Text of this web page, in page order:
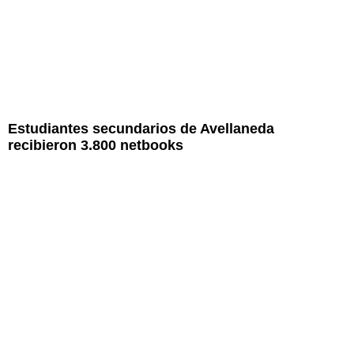
Estudiantes secundarios de Avellaneda
recibieron 3.800 netbooks